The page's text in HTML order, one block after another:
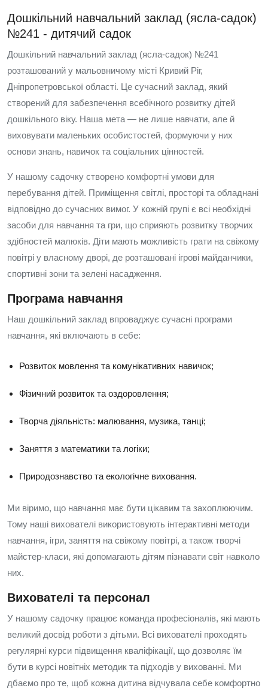
Дошкільний навчальний заклад (ясла-садок)
№241 - дитячий садок
Дошкільний навчальний заклад (ясла-садок) №241
розташований у мальовничому місті Кривий Ріг,
Дніпропетровської області. Це сучасний заклад, який
створений для забезпечення всебічного розвитку дітей
дошкільного віку. Наша мета — не лише навчати, але й
виховувати маленьких особистостей, формуючи у них
основи знань, навичок та соціальних цінностей.
У нашому садочку створено комфортні умови для
перебування дітей. Приміщення світлі, просторі та обладнані
відповідно до сучасних вимог. У кожній групі є всі необхідні
засоби для навчання та гри, що сприяють розвитку творчих
здібностей малюків. Діти мають можливість грати на свіжому
повітрі у власному дворі, де розташовані ігрові майданчики,
спортивні зони та зелені насадження.
Програма навчання
Наш дошкільний заклад впроваджує сучасні програми
навчання, які включають в себе:
Розвиток мовлення та комунікативних навичок;
Фізичний розвиток та оздоровлення;
Творча діяльність: малювання, музика, танці;
Заняття з математики та логіки;
Природознавство та екологічне виховання.
Ми віримо, що навчання має бути цікавим та захоплюючим.
Тому наші вихователі використовують інтерактивні методи
навчання, ігри, заняття на свіжому повітрі, а також творчі
майстер-класи, які допомагають дітям пізнавати світ навколо
них.
Вихователі та персонал
У нашому садочку працює команда професіоналів, які мають
великий досвід роботи з дітьми. Всі вихователі проходять
регулярні курси підвищення кваліфікації, що дозволяє їм
бути в курсі новітніх методик та підходів у вихованні. Ми
дбаємо про те, щоб кожна дитина відчувала себе комфортно